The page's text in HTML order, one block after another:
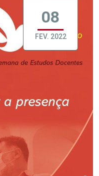
08
FEV. 2022